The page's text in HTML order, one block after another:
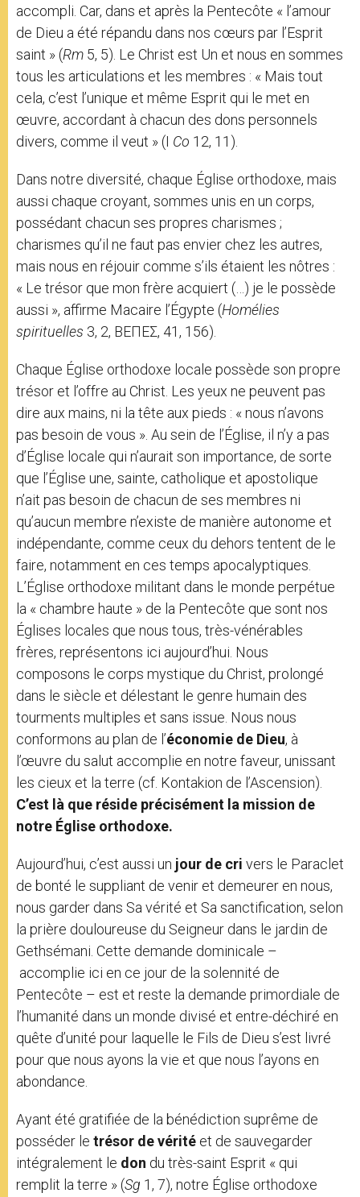
accompli. Car, dans et après la Pentecôte « l’amour
de Dieu a été répandu dans nos cœurs par l’Esprit
saint » (Rm 5, 5). Le Christ est Un et nous en sommes
tous les articulations et les membres : « Mais tout
cela, c’est l’unique et même Esprit qui le met en
œuvre, accordant à chacun des dons personnels
divers, comme il veut » (I Co 12, 11).
Dans notre diversité, chaque Église orthodoxe, mais
aussi chaque croyant, sommes unis en un corps,
possédant chacun ses propres charismes ;
charismes qu’il ne faut pas envier chez les autres,
mais nous en réjouir comme s’ils étaient les nôtres :
« Le trésor que mon frère acquiert (…) je le possède
aussi », affirme Macaire l’Égypte (Homélies
spirituelles 3, 2, ΒΕΠΕΣ, 41, 156).
Chaque Église orthodoxe locale possède son propre
trésor et l’offre au Christ. Les yeux ne peuvent pas
dire aux mains, ni la tête aux pieds : « nous n’avons
pas besoin de vous ». Au sein de l’Église, il n’y a pas
d’Église locale qui n’aurait son importance, de sorte
que l’Église une, sainte, catholique et apostolique
n’ait pas besoin de chacun de ses membres ni
qu’aucun membre n’existe de manière autonome et
indépendante, comme ceux du dehors tentent de le
faire, notamment en ces temps apocalyptiques.
L’Église orthodoxe militant dans le monde perpétue
la « chambre haute » de la Pentecôte que sont nos
Églises locales que nous tous, très-vénérables
frères, représentons ici aujourd’hui. Nous
composons le corps mystique du Christ, prolongé
dans le siècle et délestant le genre humain des
tourments multiples et sans issue. Nous nous
conformons au plan de l’économie de Dieu, à
l’œuvre du salut accomplie en notre faveur, unissant
les cieux et la terre (cf. Kontakion de l’Ascension).
C’est là que réside précisément la mission de
notre Église orthodoxe.
Aujourd’hui, c’est aussi un jour de cri vers le Paraclet
de bonté le suppliant de venir et demeurer en nous,
nous garder dans Sa vérité et Sa sanctification, selon
la prière douloureuse du Seigneur dans le jardin de
Gethsémani. Cette demande dominicale –
accomplie ici en ce jour de la solennité de
Pentecôte – est et reste la demande primordiale de
l’humanité dans un monde divisé et entre-déchiré en
quête d’unité pour laquelle le Fils de Dieu s’est livré
pour que nous ayons la vie et que nous l’ayons en
abondance.
Ayant été gratifiée de la bénédiction suprême de
posséder le trésor de vérité et de sauvegarder
intégralement le don du très-saint Esprit « qui
remplit la terre » (Sg 1, 7), notre Église orthodoxe